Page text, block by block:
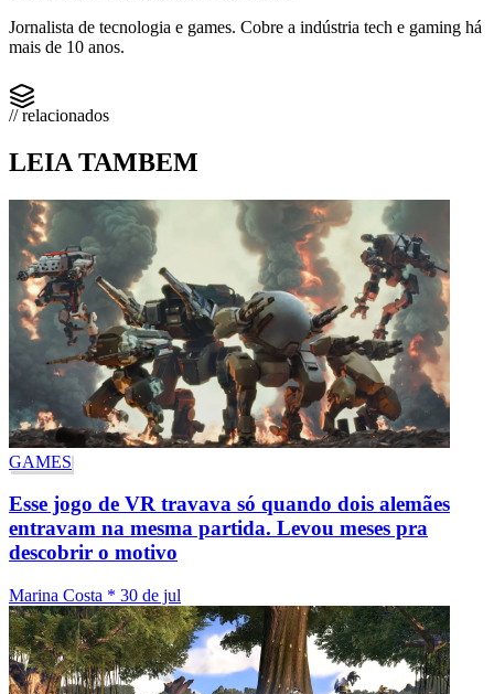
Jornalista de tecnologia e games. Cobre a indústria tech e gaming há
mais de 10 anos.
// relacionados
LEIA TAMBEM
GAMES
Esse jogo de VR travava só quando dois alemães
entravam na mesma partida. Levou meses pra
descobrir o motivo
Marina Costa * 30 de jul